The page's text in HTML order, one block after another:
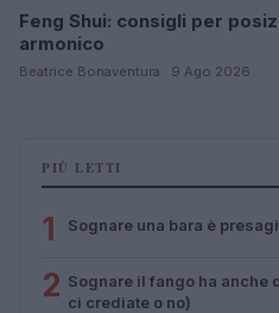
Feng Shui: consigli per
armonico
Beatrice Bonaventura · 9 Ago 2026
PIÙ LETTI
1 Sognare una bara è
2 Sognare il fango ha
ci crediate o no)